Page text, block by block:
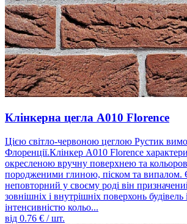
Клінкерна цегла A010 Florence
Цією світло-червоною цеглою Рустик
Флоренції.Клінкер A010 Florence
окресленою вручну поверхнею та
породженими глиною, піском та випалом.
неповторний у своєму роді він
зовнішніх і внутрішніх поверхонь будівель
інтенсивністю кольо...
від 0.76 € / шт.